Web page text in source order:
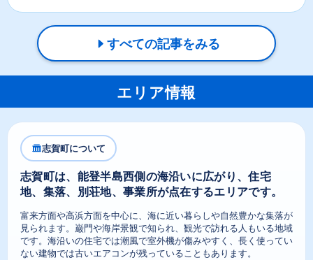
すべての記事をみる
エリア情報
志賀町について
志賀町は、能登半島西側の海沿いに広がり、住宅
地、集落、別荘地、事業所が点在するエリアです。
富来方面や高浜方面を中心に、海に近い暮らしや自然豊かな集落が
見られます。巌門や海岸景観で知られ、観光で訪れる人もいる地域
です。海沿いの住宅では潮風で室外機が傷みやすく、長く使ってい
ない建物では古いエアコンが残っていることもあります。